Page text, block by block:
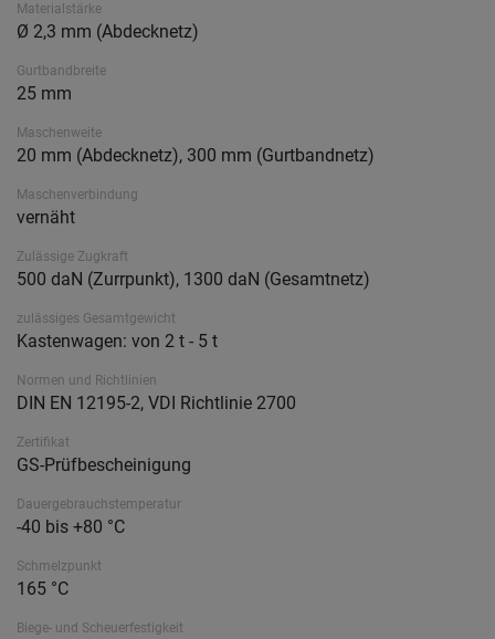
Materialstärke
Ø 2,3 mm (Abdecknetz)
Gurtbandbreite
25 mm
Maschenweite
20 mm (Abdecknetz), 300 mm (Gurtbandnetz)
Maschenverbindung
vernäht
Zulässige Zugkraft
500 daN (Zurrpunkt), 1300 daN (Gesamtnetz)
zulässiges Gesamtgewicht
Kastenwagen: von 2 t - 5 t
Normen und Richtlinien
DIN EN 12195-2, VDI Richtlinie 2700
Zertifikat
GS-Prüfbescheinigung
Dauergebrauchstemperatur
-40 bis +80 °C
Schmelzpunkt
165 °C
Biege- und Scheuerfestigkeit